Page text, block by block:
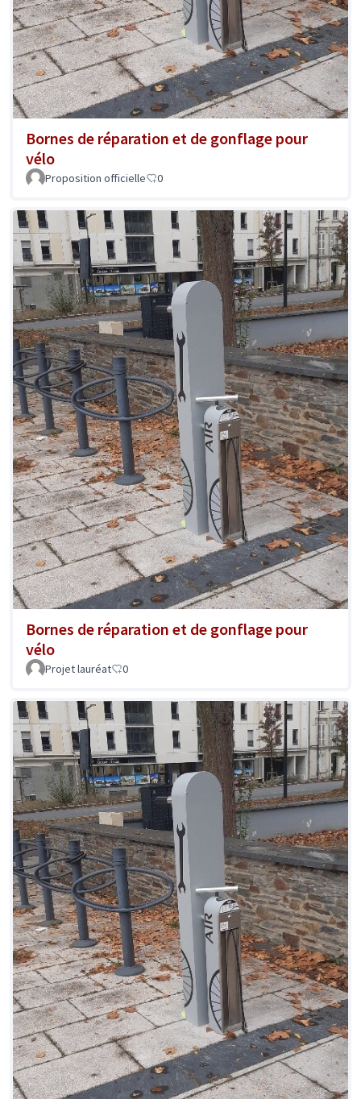
Bornes de réparation et de gonflage pour
vélo
Proposition officielle 0
Bornes de réparation et de gonflage pour
vélo
Projet lauréat 0